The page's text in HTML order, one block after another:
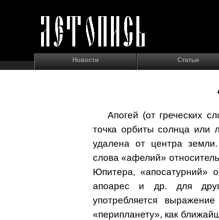
Новости Статьи
Апогей (от греческих
точка орбиты солнца или
удалена от центра
слова «афелий»
Юпитера, «апосатурний»
апоарес и др. для
употребляется
«перипланету», как